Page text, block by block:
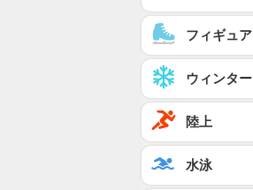
フィギュア
ウィンター
陸上
水泳